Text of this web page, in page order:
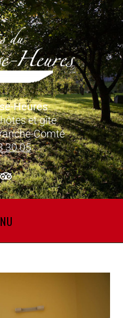
Heures
et gîte
Comté
30 05